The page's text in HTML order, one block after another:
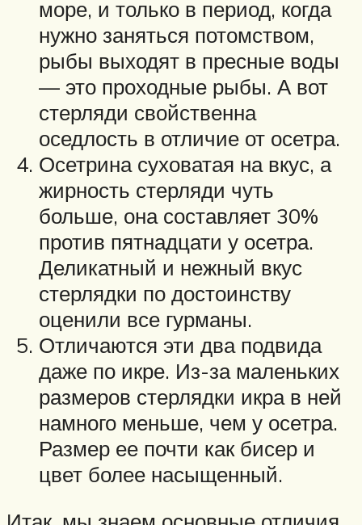
море, и только в период, когда
нужно заняться потомством,
рыбы выходят в пресные воды
— это проходные рыбы. А вот
стерляди свойственна
оседлость в отличие от осетра.
Осетрина суховатая на вкус, а
жирность стерляди чуть
больше, она составляет 30%
против пятнадцати у осетра.
Деликатный и нежный вкус
стерлядки по достоинству
оценили все гурманы.
Отличаются эти два подвида
даже по икре. Из-за маленьких
размеров стерлядки икра в ней
намного меньше, чем у осетра.
Размер ее почти как бисер и
цвет более насыщенный.